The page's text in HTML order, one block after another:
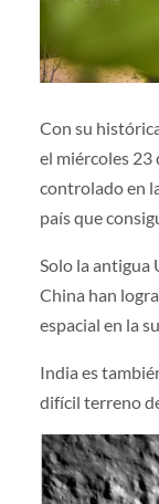
Con su
el miércoles 23
controlado en
país que
Solo la antigua
China han
espacial en la
India es
difícil terreno